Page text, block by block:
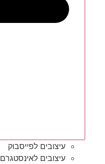
עיצובים לפייסבוק
עיצובים לאינסטגרם